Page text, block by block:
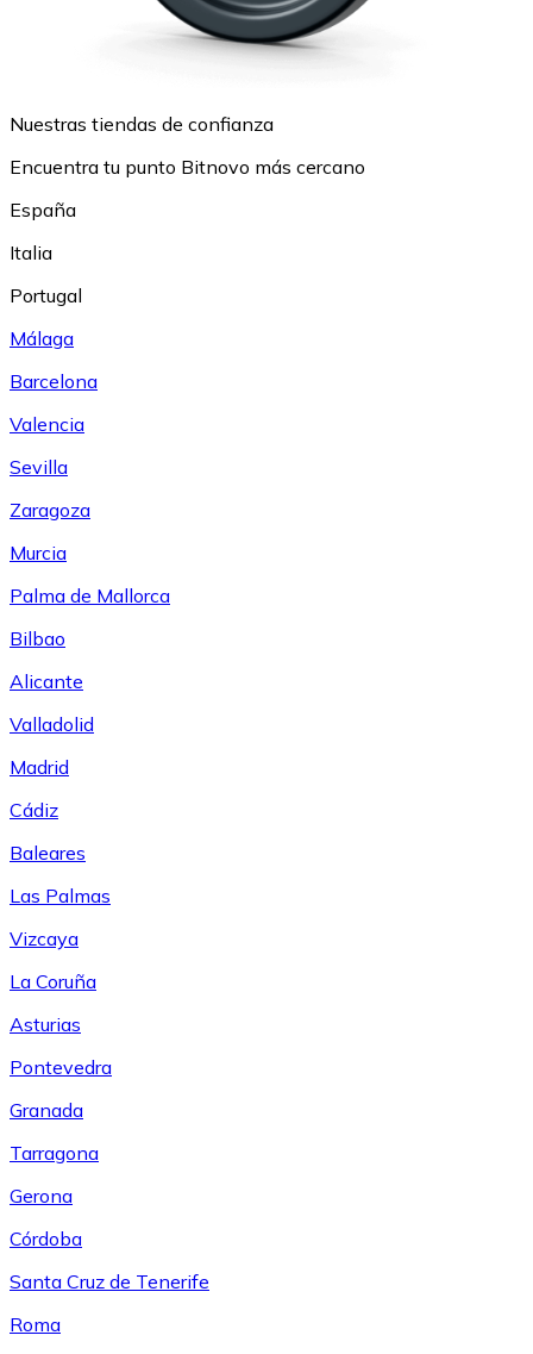
Nuestras tiendas de confianza
Encuentra tu punto Bitnovo más cercano
España
Italia
Portugal
Málaga
Barcelona
Valencia
Sevilla
Zaragoza
Murcia
Palma de Mallorca
Bilbao
Alicante
Valladolid
Madrid
Cádiz
Baleares
Las Palmas
Vizcaya
La Coruña
Asturias
Pontevedra
Granada
Tarragona
Gerona
Córdoba
Santa Cruz de Tenerife
Roma